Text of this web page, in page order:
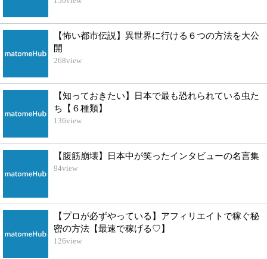
【怖い都市伝説】異世界に行ける６つの方法を大公
開
268view
【知っておきたい】日本で最も恐れられている虫た
ち【６種類】
136view
【腹筋崩壊】日本中が笑ったインタビューの名言集
94view
【プロが必ずやっている】アフィリエイトで稼ぐ秘
密の方法【最速で稼げる♡】
126view